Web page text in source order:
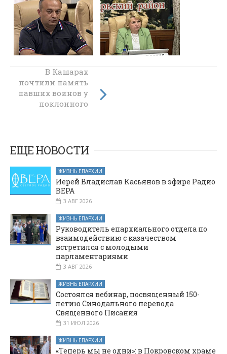
День ветеранов
боевых действий
в России в
Донском храме
В Кашарах
почтили память
павших воинов у
поклонного
ЕЩЕ НОВОСТИ
ЖИЗНЬ ЕПАРХИИ
Иерей Владислав Касьянов в эфире Радио
ВЕРА
3 АВГ 2026
ЖИЗНЬ ЕПАРХИИ
Руководитель епархиального отдела по
взаимодействию с казачеством
встретился с молодыми
парламентариями
3 АВГ 2026
ЖИЗНЬ ЕПАРХИИ
Состоялся вебинар, посвященный 150-
летию Синодального перевода
Священного Писания
31 ИЮЛ 2026
ЖИЗНЬ ЕПАРХИИ
«Теперь мы не одни»: в Покровском храме